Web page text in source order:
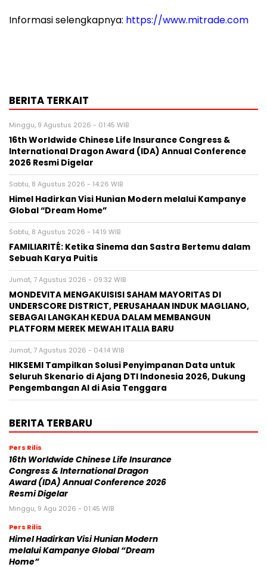
Informasi selengkapnya: https://www.mitrade.com
BERITA TERKAIT
Minggu, 9 Agustus 2026 - 01:45 WIB
16th Worldwide Chinese Life Insurance Congress &
International Dragon Award (IDA) Annual Conference
2026 Resmi Digelar
Sabtu, 8 Agustus 2026 - 14:26 WIB
Himel Hadirkan Visi Hunian Modern melalui Kampanye
Global “Dream Home”
Sabtu, 8 Agustus 2026 - 14:19 WIB
FAMILIARITÉ: Ketika Sinema dan Sastra Bertemu dalam
Sebuah Karya Puitis
Jumat, 7 Agustus 2026 - 09:32 WIB
MONDEVITA MENGAKUISISI SAHAM MAYORITAS DI
UNDERSCORE DISTRICT, PERUSAHAAN INDUK MAGLIANO,
SEBAGAI LANGKAH KEDUA DALAM MEMBANGUN
PLATFORM MEREK MEWAH ITALIA BARU
Jumat, 7 Agustus 2026 - 04:14 WIB
HIKSEMI Tampilkan Solusi Penyimpanan Data untuk
Seluruh Skenario di Ajang DTI Indonesia 2026, Dukung
Pengembangan AI di Asia Tenggara
BERITA TERBARU
Pers Rilis
16th Worldwide Chinese Life Insurance
Congress & International Dragon
Award (IDA) Annual Conference 2026
Resmi Digelar
Minggu, 9 Agu 2026 - 01:45 WIB
Pers Rilis
Himel Hadirkan Visi Hunian Modern
melalui Kampanye Global “Dream
Home”